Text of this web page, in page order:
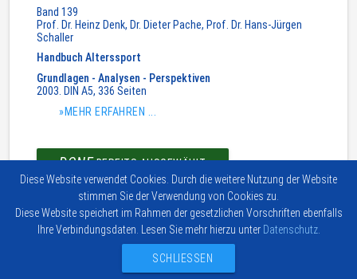
Band 139
Prof. Dr. Heinz Denk, Dr. Dieter Pache, Prof. Dr. Hans-Jürgen
Schaller
Handbuch Alterssport
Grundlagen - Analysen - Perspektiven
2003. DIN A5, 336 Seiten
»MEHR ERFAHREN ...
DONEBEREITS AUSGEWÄHLT
Impressum Vertrag widerrufen
© 2026
Hofmann-
Verlag
Kontakt
Diese Website verwendet Cookies. Durch die weitere Nutzung der Website
stimmen Sie der Verwendung von Cookies zu.
Diese Website speichert im Rahmen der gesetzlichen Vorschriften ebenfalls
Ihre Verbindungsdaten. Lesen Sie mehr hierzu unter Datenschutz.
SCHLIESSEN